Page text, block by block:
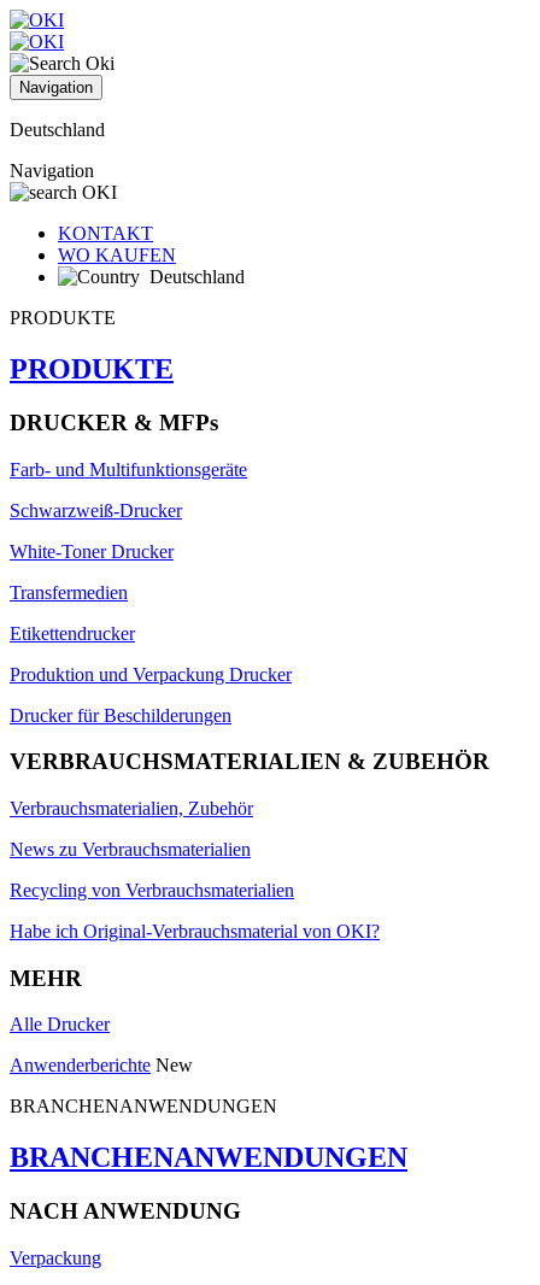
Navigation
Deutschland
Navigation
KONTAKT
WO KAUFEN
Deutschland
PRODUKTE
PRODUKTE
DRUCKER & MFPs
Farb- und Multifunktionsgeräte
Schwarzweiß-Drucker
White-Toner Drucker
Transfermedien
Etikettendrucker
Produktion und Verpackung Drucker
Drucker für Beschilderungen
VERBRAUCHSMATERIALIEN & ZUBEHÖR
Verbrauchsmaterialien, Zubehör
News zu Verbrauchsmaterialien
Recycling von Verbrauchsmaterialien
Habe ich Original-Verbrauchsmaterial von OKI?
MEHR
Alle Drucker
Anwenderberichte New
BRANCHENANWENDUNGEN
BRANCHENANWENDUNGEN
NACH ANWENDUNG
Verpackung